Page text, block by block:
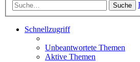
Suche
Schnellzugriff
Unbeantwortete Themen
Aktive Themen